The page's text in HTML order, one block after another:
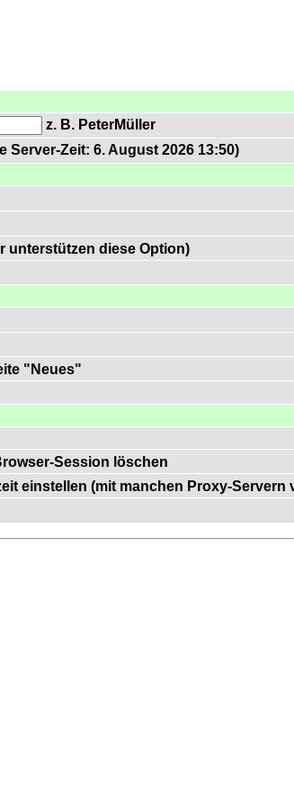
z. B. PeterMüller
Server-Zeit: 6. August 2026 13:50)
unterstützen diese Option)
"Neues"
Session löschen
einstellen (mit manchen Proxy-Servern